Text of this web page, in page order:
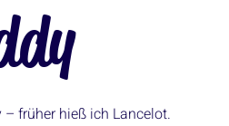
– früher hieß ich Lancelot.